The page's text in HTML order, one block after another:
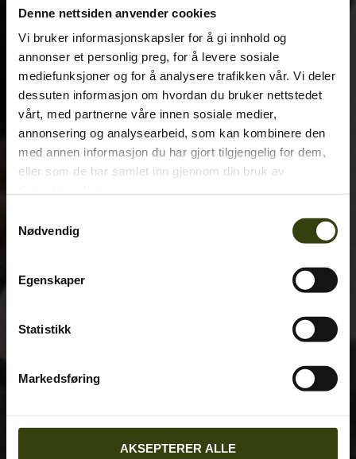
Denne nettsiden anvender cookies
Vi bruker informasjonskapsler for å gi innhold og
annonser et personlig preg, for å levere sosiale
mediefunksjoner og for å analysere trafikken vår. Vi deler
dessuten informasjon om hvordan du bruker nettstedet
vårt, med partnerne våre innen sosiale medier,
annonsering og analysearbeid, som kan kombinere den
med annen informasjon du har gjort tilgjengelig for dem,
eller som de har samlet inn gjennom din bruk av
Nødvendig
Egenskaper
Statistikk
Markedsføring
AKSEPTERER ALLE